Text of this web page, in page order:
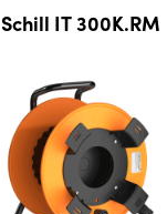
Schill IT 300K.RM